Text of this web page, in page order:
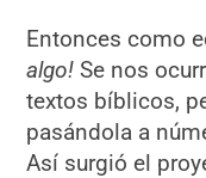
Entonces como
algo! Se nos
textos bíblicos,
pasándola a
Así surgió el